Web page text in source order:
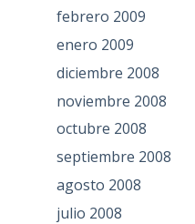
febrero 2009
enero 2009
diciembre 2008
noviembre 2008
octubre 2008
septiembre 2008
agosto 2008
julio 2008